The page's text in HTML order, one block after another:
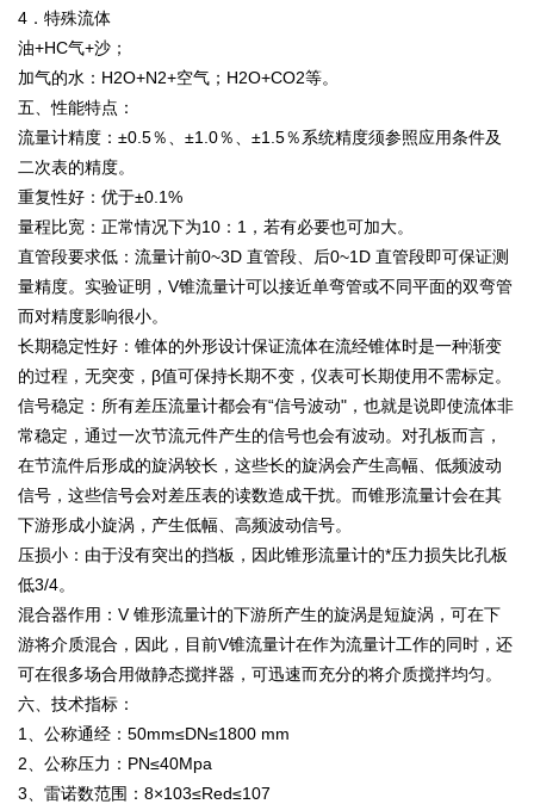
4．特殊流体
油+HC气+沙；
加气的水：H2O+N2+空气；H2O+CO2等。
五、性能特点：
流量计精度：±0.5％、±1.0％、±1.5％系统精度须参照应用条件及
二次表的精度。
重复性好：优于±0.1%
量程比宽：正常情况下为10：1，若有必要也可加大。
直管段要求低：流量计前0~3D 直管段、后0~1D 直管段即可保证测
量精度。实验证明，V锥流量计可以接近单弯管或不同平面的双弯管
而对精度影响很小。
长期稳定性好：锥体的外形设计保证流体在流经锥体时是一种渐变
的过程，无突变，β值可保持长期不变，仪表可长期使用不需标定。
信号稳定：所有差压流量计都会有“信号波动"，也就是说即使流体非
常稳定，通过一次节流元件产生的信号也会有波动。对孔板而言，
在节流件后形成的旋涡较长，这些长的旋涡会产生高幅、低频波动
信号，这些信号会对差压表的读数造成干扰。而锥形流量计会在其
下游形成小旋涡，产生低幅、高频波动信号。
压损小：由于没有突出的挡板，因此锥形流量计的*压力损失比孔板
低3/4。
混合器作用：V 锥形流量计的下游所产生的旋涡是短旋涡，可在下
游将介质混合，因此，目前V锥流量计在作为流量计工作的同时，还
可在很多场合用做静态搅拌器，可迅速而充分的将介质搅拌均匀。
六、技术指标：
1、公称通经：50mm≤DN≤1800 mm
2、公称压力：PN≤40Mpa
3、雷诺数范围：8×103≤Red≤107